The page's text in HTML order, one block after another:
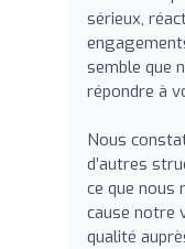
sérieux,
semble que
répondre à
Nous
d’autres
ce que nous
cause notre
qualité